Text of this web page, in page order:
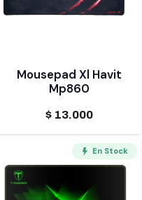
Mousepad Xl Havit
Mp860
$ 13.000
En Stock